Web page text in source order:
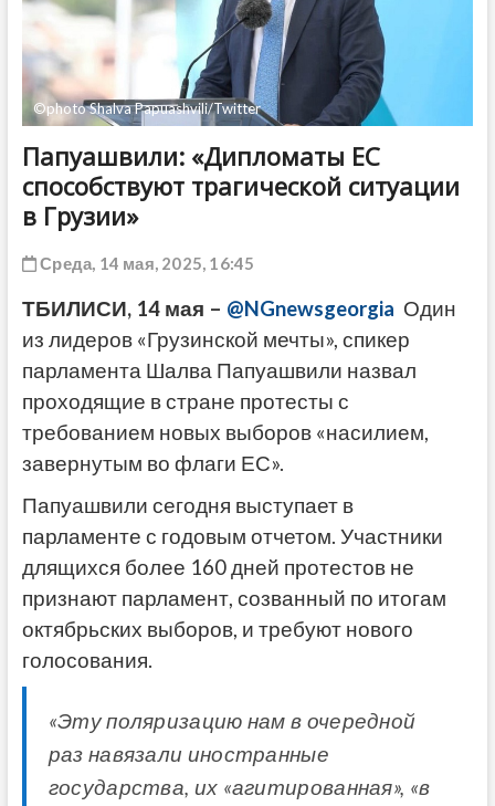
©photo Shalva Papuashvili/Twitter
Папуашвили: «Дипломаты ЕС
способствуют трагической ситуации
в Грузии»
Среда, 14 мая, 2025, 16:45
ТБИЛИСИ, 14 мая – @NGnewsgeorgia Один
из лидеров «Грузинской мечты», спикер
парламента Шалва Папуашвили назвал
проходящие в стране протесты с
требованием новых выборов «насилием,
завернутым во флаги ЕС».
Папуашвили сегодня выступает в
парламенте с годовым отчетом. Участники
длящихся более 160 дней протестов не
признают парламент, созванный по итогам
октябрьских выборов, и требуют нового
голосования.
«Эту поляризацию нам в очередной
раз навязали иностранные
государства, их «агитированная», «в